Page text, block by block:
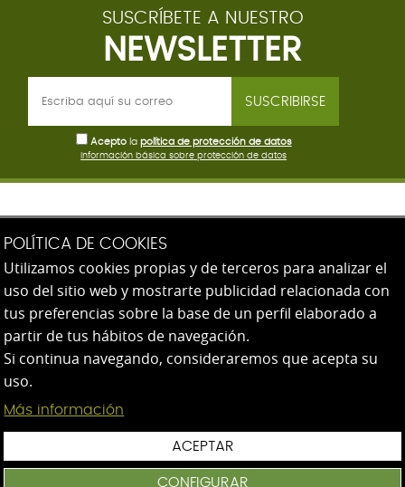
SUSCRÍBETE A NUESTRO
NEWSLETTER
SUSCRIBIRSE
Aceptola política de protección de datos
Información básica sobre protección de datos
AEG - Escuela de Innovación Profesional
Paseo de Heriz 82
20008 San Sebastián (Gipuzkoa)
943 31 39 07
Configuración de cookies
Política de cookies|
Protección de datos
POLÍTICA DE COOKIES
Utilizamos cookies propias y de terceros para analizar el
uso del sitio web y mostrarte publicidad relacionada con
tus preferencias sobre la base de un perfil elaborado a
partir de tus hábitos de navegación.
Si continua navegando, consideraremos que acepta su
uso.
Más información
ACEPTAR
CONFIGURAR